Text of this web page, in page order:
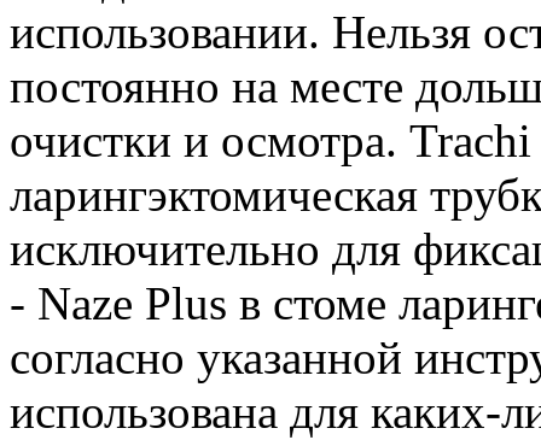
использовании. Нельзя
постоянно на месте
очистки и осмотра.
ларингэктомическая
исключительно для
- Naze Plus в стоме
согласно указанной
использована для каких-